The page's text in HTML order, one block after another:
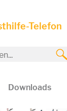
Telefon
Downloads